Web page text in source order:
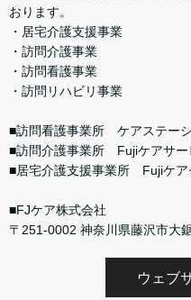
おります。
・居宅介護支援事業
・訪問介護事業
・訪問看護事業
・訪問リハビリ事業
■訪問看護事業所 ケアステー
■訪問介護事業所 Fujiケアサー
■居宅介護支援事業所 Fujiケア
■FJケア株式会社
〒251-0002 神奈川県藤沢市大
ウェブ